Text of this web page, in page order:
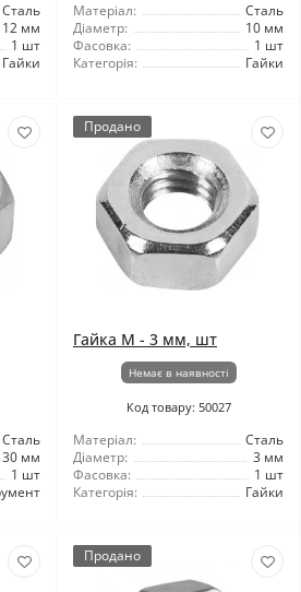
Сталь
12 мм
1 шт
Гайки
Матеріал:
Сталь
Діаметр:
10 мм
Фасовка:
1 шт
Категорія:
Гайки
Сталь
30 мм
1 шт
Продано
Гайка М - 3 мм, шт
Немає в наявності
Код товару: 50027
Матеріал:
Сталь
Діаметр:
3 мм
Фасовка:
1 шт
Категорія:
Гайки
Продано